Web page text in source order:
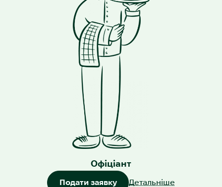
Офіціант
Подати заявку Детальніше